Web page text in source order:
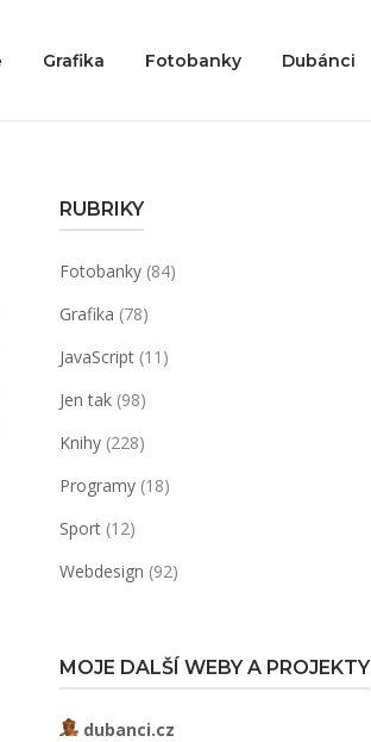
Grafika Fotobanky Dubánci
RUBRIKY
Fotobanky(84)
Grafika (78)
JavaScript(11)
Jen tak(98)
Knihy(228)
Programy(18)
Sport(12)
Webdesign (92)
MOJE DALŠÍ WEBY A PROJEKTY
dubanci.cz